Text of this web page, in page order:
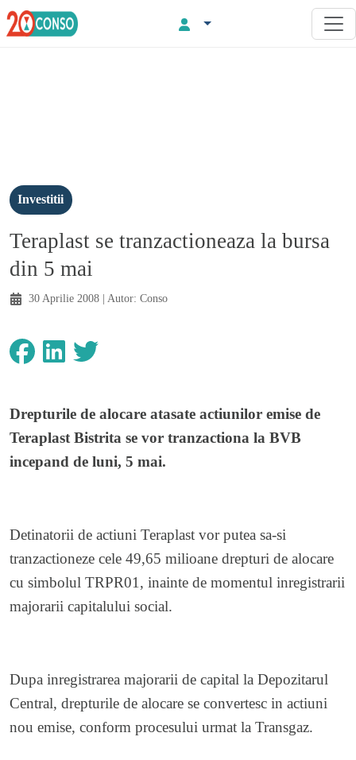
Investitii
Teraplast se tranzactioneaza la bursa
din 5 mai
30 Aprilie 2008 | Autor: Conso
Drepturile de alocare atasate actiunilor emise de
Teraplast Bistrita se vor tranzactiona la BVB
incepand de luni, 5 mai.
Detinatorii de actiuni Teraplast vor putea sa-si
tranzactioneze cele 49,65 milioane drepturi de alocare
cu simbolul TRPR01, inainte de momentul inregistrarii
majorarii capitalului social.
Dupa inregistrarea majorarii de capital la Depozitarul
Central, drepturile de alocare se convertesc in actiuni
nou emise, conform procesului urmat la Transgaz.